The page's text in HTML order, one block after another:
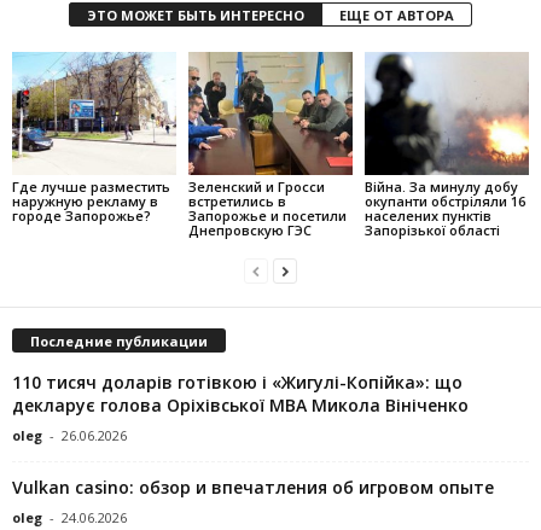
ЭТО МОЖЕТ БЫТЬ ИНТЕРЕСНО ЕЩЕ ОТ АВТОРА
Где лучше разместить
наружную рекламу в
городе Запорожье?
Зеленский и Гросси
встретились в
Запорожье и посетили
Днепровскую ГЭС
Війна. За минулу добу
окупанти обстріляли 16
населених пунктів
Запорізької області
Последние публикации
110 тисяч доларів готівкою і «Жигулі-Копійка»: що
декларує голова Оріхівської МВА Микола Вініченко
oleg - 26.06.2026
Vulkan casino: обзор и впечатления об игровом опыте
oleg - 24.06.2026